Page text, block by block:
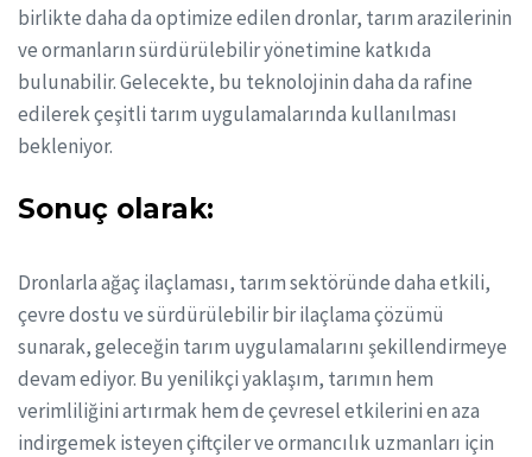
birlikte daha da optimize edilen dronlar, tarım arazilerinin
ve ormanların sürdürülebilir yönetimine katkıda
bulunabilir. Gelecekte, bu teknolojinin daha da rafine
edilerek çeşitli tarım uygulamalarında kullanılması
bekleniyor.
Sonuç olarak:
Dronlarla ağaç ilaçlaması, tarım sektöründe daha etkili,
çevre dostu ve sürdürülebilir bir ilaçlama çözümü
sunarak, geleceğin tarım uygulamalarını şekillendirmeye
devam ediyor. Bu yenilikçi yaklaşım, tarımın hem
verimliliğini artırmak hem de çevresel etkilerini en aza
indirgemek isteyen çiftçiler ve ormancılık uzmanları için